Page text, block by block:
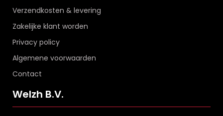
Verzendkosten & levering
Zakelijke klant worden
Privacy policy
Algemene voorwaarden
Contact
Welzh B.V.